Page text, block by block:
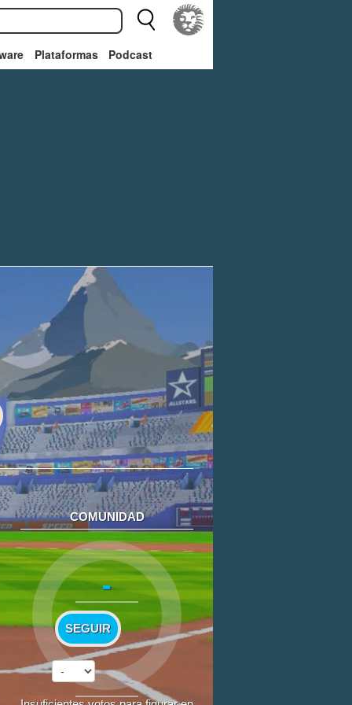
Plataformas Podcast
COMUNIDAD
-
SEGUIR